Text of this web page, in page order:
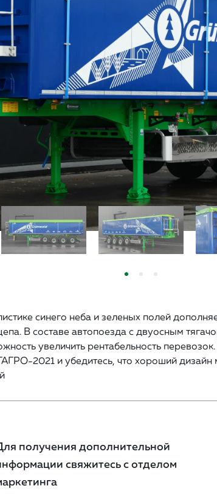
синего неба и зеленых полей
В составе автопоезда с двуосным
увеличить рентабельность
2021 и убедитесь, что хороший
получения дополнительной
свяжитесь с отделом